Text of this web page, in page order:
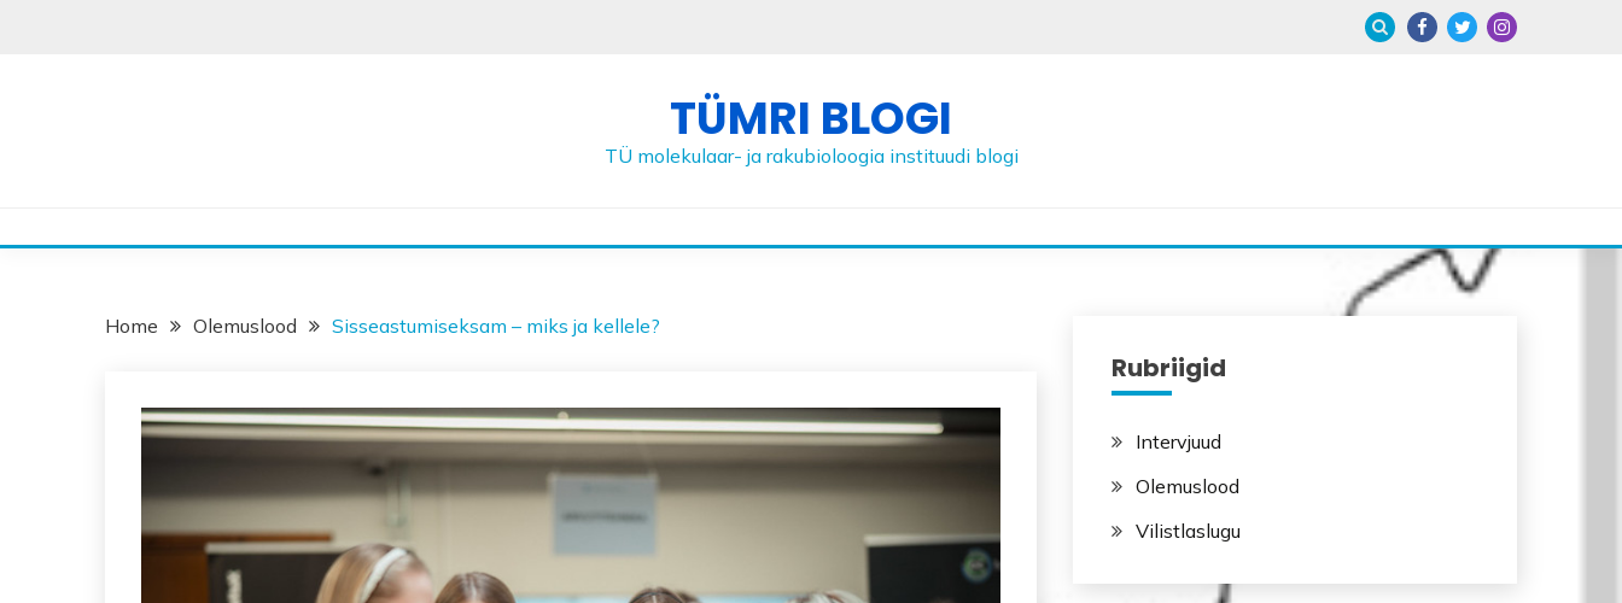
TÜMRI BLOGI
TÜ molekulaar- ja rakubioloogia instituudi blogi
Home Olemuslood Sisseastumiseksam – miks ja kellele?
Rubriigid
Intervjuud
Olemuslood
Vilistlaslugu